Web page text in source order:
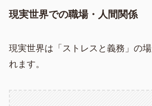
現実世界での職場・人間関係
現実世界は「ストレスと義務」の
れます。